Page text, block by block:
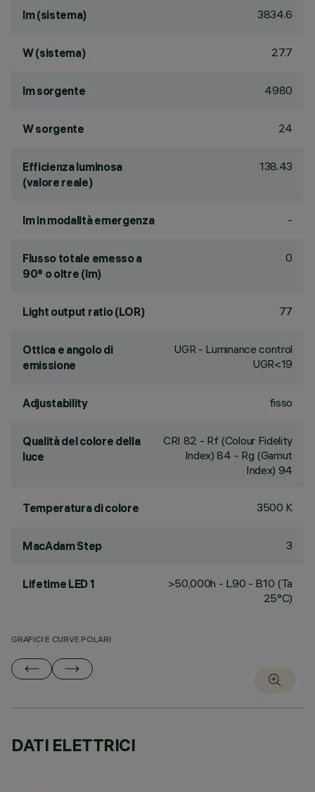
lm (sistema) 3834.6
W (sistema) 27.7
lm sorgente 4980
W sorgente 24
Efficienza luminosa
(valore reale)
138.43
lm in modalità emergenza -
Flusso totale emesso a
90° o oltre (lm)
0
Light output ratio (LOR) 77
Ottica e angolo di
emissione
UGR - Luminance control
UGR<19
Adjustability fisso
Qualità del colore della
luce
CRI 82 - Rf (Colour Fidelity
Index) 84 - Rg (Gamut
Index) 94
Temperatura di colore 3500 K
MacAdam Step 3
Lifetime LED 1
>50,000h - L90 - B10 (Ta
25°C)
GRAFICI E CURVE POLARI
DATI ELETTRICI